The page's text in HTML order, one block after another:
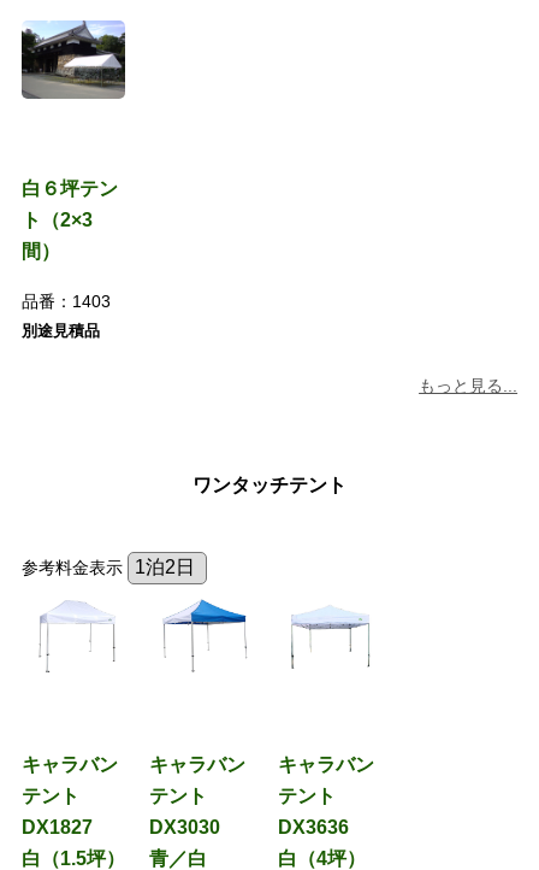
白６坪テン
ト（2×3
間）
品番： 1403
別途見積品
もっと見る...
ワンタッチテント
参考料金表示
キャラバン
テント
DX1827
白（1.5坪）
キャラバン
テント
DX3030
青／白
キャラバン
テント
DX3636
白（4坪）